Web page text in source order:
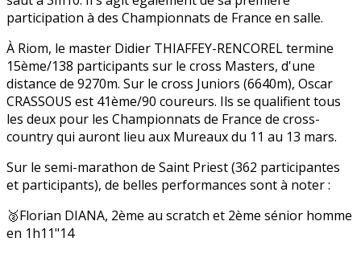
participation à des Championnats de France en salle.
À Riom, le master Didier THIAFFEY-RENCOREL termine
15ème/138 participants sur le cross Masters, d'une
distance de 9270m. Sur le cross Juniors (6640m), Oscar
CRASSOUS est 41ème/90 coureurs. Ils se qualifient tous
les deux pour les Championnats de France de cross-
country qui auront lieu aux Mureaux du 11 au 13 mars.
Sur le semi-marathon de Saint Priest (362 participantes
et participants), de belles performances sont à noter :
🥈Florian DIANA, 2ème au scratch et 2ème sénior homme
en 1h11"14